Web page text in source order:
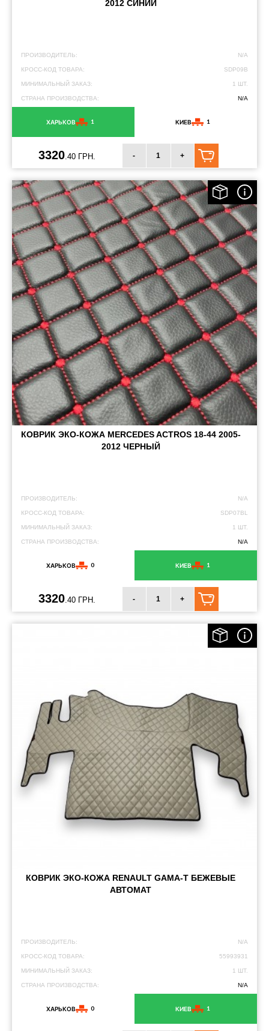
2012 СИНИЙ
ПРОИЗВОДИТЕЛЬ: N/A
КРОСС-КОД ТОВАРА: SDP09B
МИНИМАЛЬНЫЙ ЗАКАЗ: 1 ШТ.
СТРАНА ПРОИЗВОДСТВА: N/A
ХАРЬКОВ 1 КИЕВ 1
3320 .40 ГРН. - +
КОВРИК ЭКО-КОЖА MERCEDES ACTROS 18-44 2005-
2012 ЧЕРНЫЙ
ПРОИЗВОДИТЕЛЬ: N/A
КРОСС-КОД ТОВАРА: SDP07BL
МИНИМАЛЬНЫЙ ЗАКАЗ: 1 ШТ.
СТРАНА ПРОИЗВОДСТВА: N/A
ХАРЬКОВ 0 КИЕВ 1
3320 .40 ГРН. - +
КОВРИК ЭКО-КОЖА RENAULT GAMA-T БЕЖЕВЫЕ
АВТОМАТ
ПРОИЗВОДИТЕЛЬ: N/A
КРОСС-КОД ТОВАРА: 55993931
МИНИМАЛЬНЫЙ ЗАКАЗ: 1 ШТ.
СТРАНА ПРОИЗВОДСТВА: N/A
ХАРЬКОВ 0 КИЕВ 1